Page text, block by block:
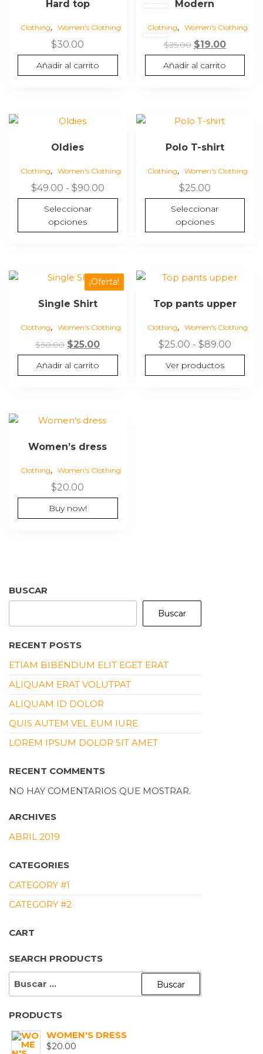
Hard top
Clothing, Women's Clothing
$30.00
Añadir al carrito
Modern
Clothing, Women's Clothing
$25.00 El
precio
original
$19.00El
precio
actual
Añadir al carrito
Oldies
Clothing, Women's Clothing
$49.00 - $90.00Rango
de
desde
$90.00
Seleccionar
opciones
Este
variantes.
opciones
pueden
la
Polo T-shirt
Clothing, Women's Clothing
$25.00
Seleccionar
opciones
Este
variantes.
opciones
pueden
la
¡Oferta!
Single Shirt
Clothing, Women's Clothing
$30.00 El
precio
original
$25.00El
precio
actual
Añadir al carrito
Top pants upper
Clothing, Women's Clothing
$25.00 - $89.00Rango
de
Ver productos
Women’s dress
Clothing, Women's Clothing
$20.00
Buy now!
BUSCAR
Buscar
RECENT POSTS
ETIAM BIBENDUM ELIT EGET ERAT
ALIQUAM ERAT VOLUTPAT
ALIQUAM ID DOLOR
QUIS AUTEM VEL EUM IURE
LOREM IPSUM DOLOR SIT AMET
RECENT COMMENTS
NO HAY COMENTARIOS QUE MOSTRAR.
ARCHIVES
ABRIL 2019
CATEGORIES
CATEGORY #1
CATEGORY #2
CART
SEARCH PRODUCTS
PRODUCTS
WOMEN'S DRESS
$20.00